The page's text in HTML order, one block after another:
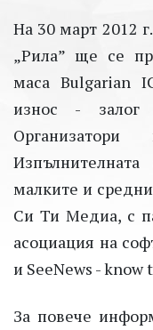
На 30 март 2012
„Рила” ще се
маса Bulgarian
износ - залог
малките и
Си Ти Медиа, с
асоциация на
и SeeNews - know
За повече